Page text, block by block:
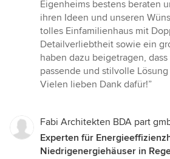
5
Sternen
Eigenheims bestens beraten
ihren Ideen und unseren
tolles Einfamilienhaus mit
Detailverliebtheit sowie ein
haben dazu beigetragen,
passende und stilvolle
Vielen lieben Dank dafür!”
Fabi Architekten BDA part
Experten für
Niedrigenergiehäuser in